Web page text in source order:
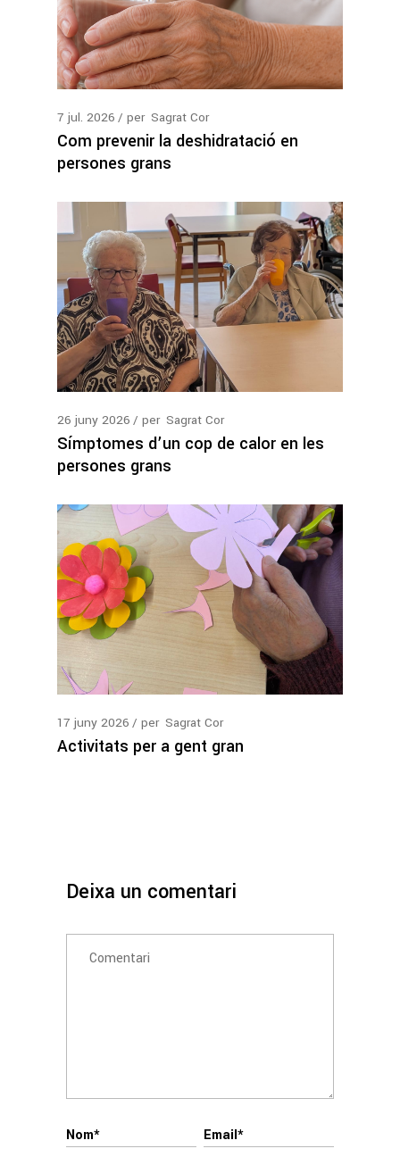
7 jul. 2026 per Sagrat Cor
Com prevenir la deshidratació en
persones grans
26 juny 2026 per Sagrat Cor
Símptomes d’un cop de calor en les
persones grans
17 juny 2026 per Sagrat Cor
Activitats per a gent gran
Deixa un comentari